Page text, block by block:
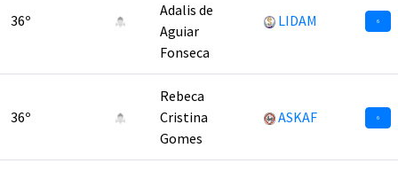
36º
Adalis de
Aguiar
Fonseca
LIDAM 6
36º
Rebeca
Cristina
Gomes
ASKAF 6